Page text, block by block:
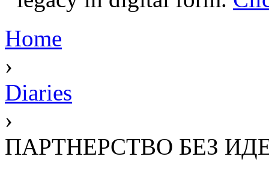
Home
›
Diaries
›
ПАРТНЕРСТВО БЕЗ